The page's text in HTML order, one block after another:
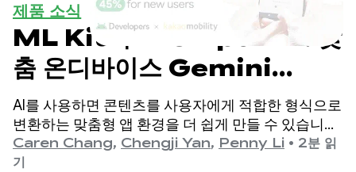
제품 소식
ML Kit의 Prompt API: 맞
춤 온디바이스 Gemini
Nano 환경 제공
AI를 사용하면 콘텐츠를 사용자에게 적합한 형식으로
변환하는 맞춤형 앱 환경을 더 쉽게 만들 수 있습니다.
이전에 Google은 개발자가 요약 및 이미지 설명과 같
은 특정 사용 사례에 맞게 조정된 ML Kit GenAI API를
Caren Chang, Chengji Yan, Penny Li • 2분 읽
기